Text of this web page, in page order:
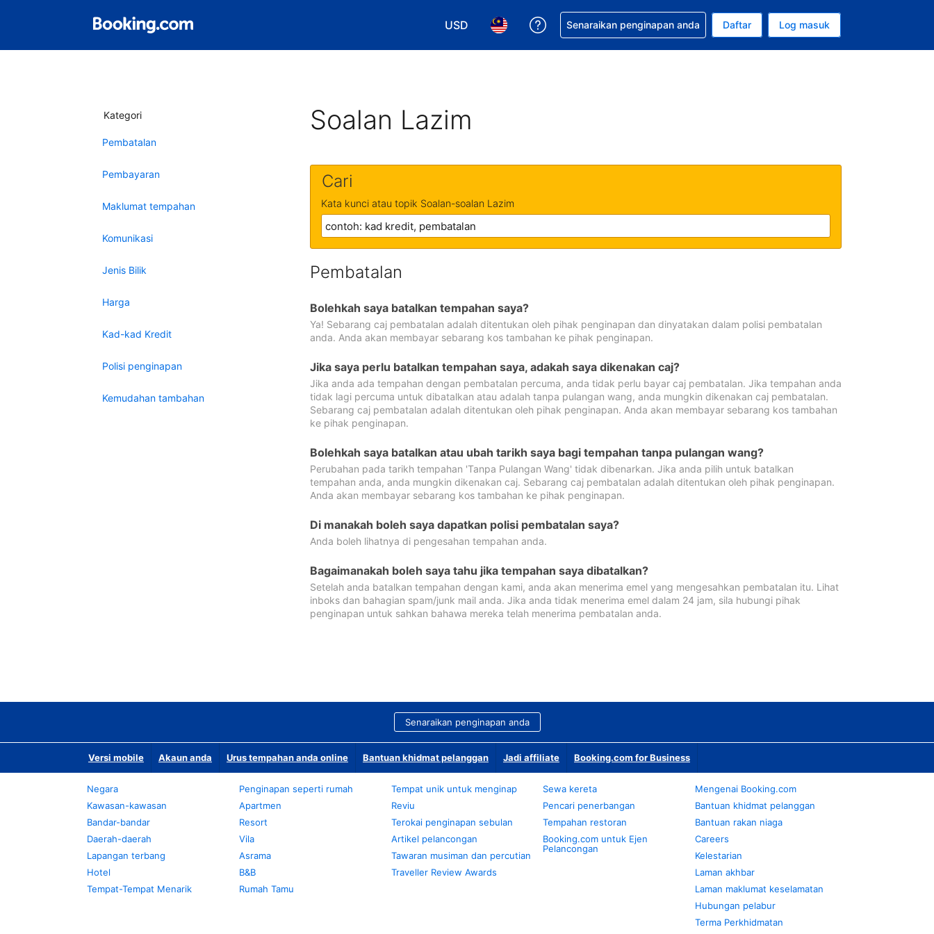
USD
Pilih mata wang anda. Mata wang semasa anda adalah Dolar A.S.
Pilih bahasa anda. Bahasa semasa anda adalah Bahasa Malaysia
Dapatkan bantuan bagi tempahan anda
Senaraikan penginapan anda Daftar Log masuk
Kategori
Pembatalan
Pembayaran
Maklumat tempahan
Komunikasi
Jenis Bilik
Harga
Kad-kad Kredit
Polisi penginapan
Kemudahan tambahan
Soalan Lazim
Cari
Kata kunci atau topik Soalan-soalan Lazim
Pembatalan
Bolehkah saya batalkan tempahan saya?
Ya! Sebarang caj pembatalan adalah ditentukan oleh pihak penginapan dan dinyatakan dalam polisi pembatalan
anda. Anda akan membayar sebarang kos tambahan ke pihak penginapan.
Jika saya perlu batalkan tempahan saya, adakah saya dikenakan caj?
Jika anda ada tempahan dengan pembatalan percuma, anda tidak perlu bayar caj pembatalan. Jika tempahan anda
tidak lagi percuma untuk dibatalkan atau adalah tanpa pulangan wang, anda mungkin dikenakan caj pembatalan.
Sebarang caj pembatalan adalah ditentukan oleh pihak penginapan. Anda akan membayar sebarang kos tambahan
ke pihak penginapan.
Bolehkah saya batalkan atau ubah tarikh saya bagi tempahan tanpa pulangan wang?
Perubahan pada tarikh tempahan 'Tanpa Pulangan Wang' tidak dibenarkan. Jika anda pilih untuk batalkan
tempahan anda, anda mungkin dikenakan caj. Sebarang caj pembatalan adalah ditentukan oleh pihak penginapan.
Anda akan membayar sebarang kos tambahan ke pihak penginapan.
Di manakah boleh saya dapatkan polisi pembatalan saya?
Anda boleh lihatnya di pengesahan tempahan anda.
Bagaimanakah boleh saya tahu jika tempahan saya dibatalkan?
Setelah anda batalkan tempahan dengan kami, anda akan menerima emel yang mengesahkan pembatalan itu. Lihat
inboks dan bahagian spam/junk mail anda. Jika anda tidak menerima emel dalam 24 jam, sila hubungi pihak
penginapan untuk sahkan bahawa mereka telah menerima pembatalan anda.
Senaraikan penginapan anda
Versi mobile Akaun anda Urus tempahan anda online Bantuan khidmat pelanggan Jadi affiliate Booking.com for Business
Negara
Kawasan-kawasan
Bandar-bandar
Daerah-daerah
Lapangan terbang
Hotel
Tempat-Tempat Menarik
Penginapan seperti rumah
Apartmen
Resort
Vila
Asrama
B&B
Rumah Tamu
Tempat unik untuk menginap
Reviu
Terokai penginapan sebulan
Artikel pelancongan
Tawaran musiman dan percutian
Traveller Review Awards
Sewa kereta
Pencari penerbangan
Tempahan restoran
Booking.com untuk Ejen
Pelancongan
Mengenai Booking.com
Bantuan khidmat pelanggan
Bantuan rakan niaga
Careers
Kelestarian
Laman akhbar
Laman maklumat keselamatan
Hubungan pelabur
Terma Perkhidmatan